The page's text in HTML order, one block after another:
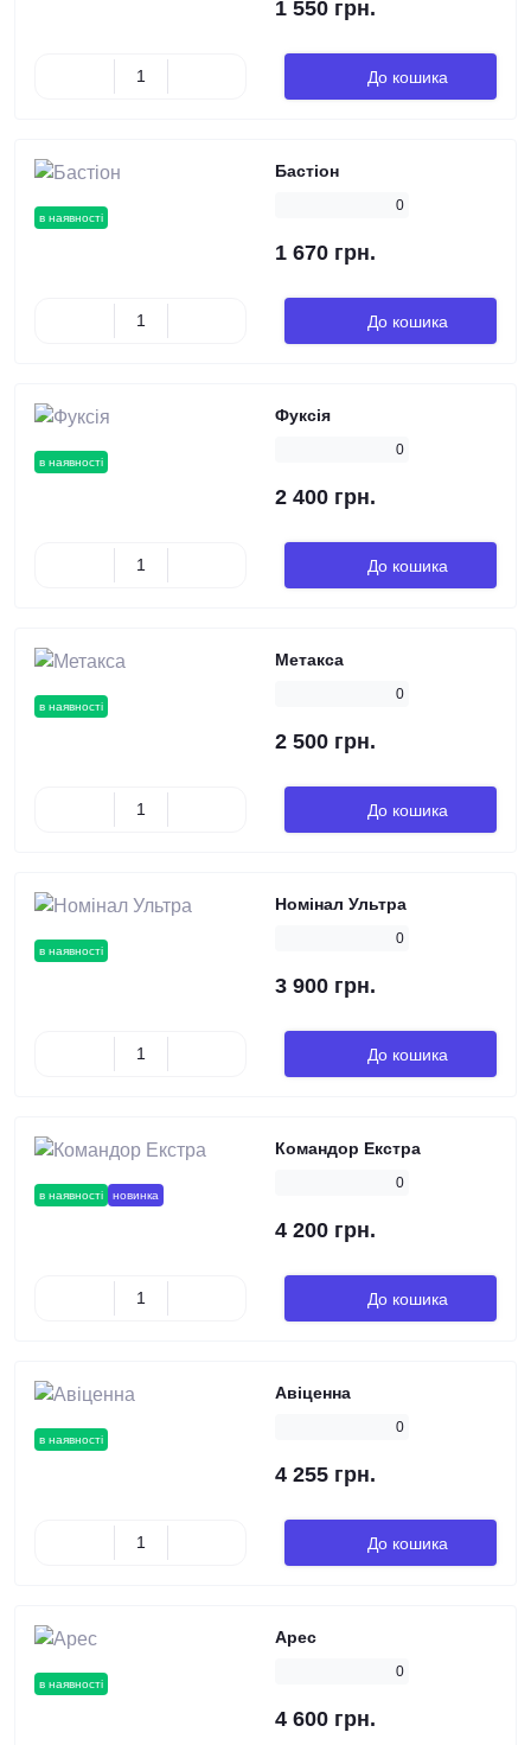
1 550 грн.
До кошика
в наявності
Бастіон
0
1 670 грн.
До кошика
в наявності
Фуксія
0
2 400 грн.
До кошика
в наявності
Метакса
0
2 500 грн.
До кошика
в наявності
Номінал Ультра
0
3 900 грн.
До кошика
в наявності новинка
Командор Екстра
0
4 200 грн.
До кошика
в наявності
Авіценна
0
4 255 грн.
До кошика
в наявності
Арес
0
4 600 грн.